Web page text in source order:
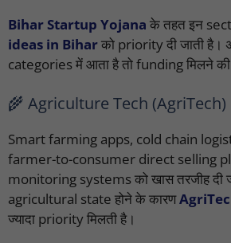
Bihar Startup Yojana के तहत इन
ideas in Biharको priority दी जाती
categories में आता है तो funding मिलने की
🌾 Agriculture Tech (AgriTech)
Smart farming apps, cold chain
farmer-to-consumer direct selling
monitoring systems को खास तरजीह दी
agricultural state होने के कारण
ज्यादा priority मिलती है।